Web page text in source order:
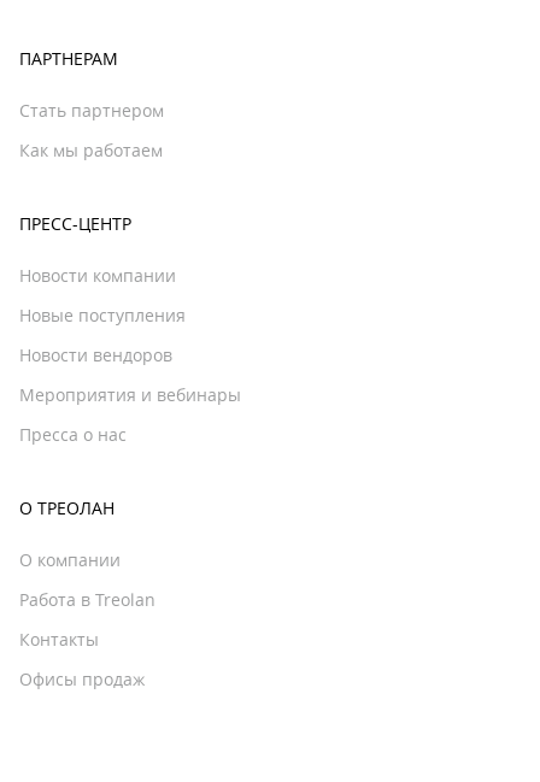
ПАРТНЕРАМ
Стать партнером
Как мы работаем
ПРЕСС-ЦЕНТР
Новости компании
Новые поступления
Новости вендоров
Мероприятия и вебинары
Пресса о нас
О ТРЕОЛАН
О компании
Работа в Treolan
Контакты
Офисы продаж